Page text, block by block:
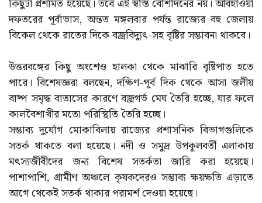
কিছুটা প্রশমিত হয়েছে। তবে এই স্বস্তি বেশিদিনের নয়। আবহাওয়া
দফতরের পূর্বাভাস, অন্তত মঙ্গলবার পর্যন্ত রাজ্যের বহু জেলায়
বিকেল থেকে রাতের দিকে বজ্রবিদ্যুৎ-সহ বৃষ্টির সম্ভাবনা থাকবে।
উত্তরবঙ্গের কিছু অংশেও হালকা থেকে মাঝারি বৃষ্টিপাত হতে
পারে। বিশেষজ্ঞরা বলছেন, দক্ষিণ-পূর্ব দিক থেকে আসা জলীয়
বাষ্প সমৃদ্ধ বাতাসের কারণে বজ্রগর্ভ মেঘ তৈরি হচ্ছে, যার ফলে
কালবৈশাখীর মতো পরিস্থিতি তৈরি হচ্ছে।
সম্ভাব্য দুর্যোগ মোকাবিলায় রাজ্যের প্রশাসনিক বিভাগগুলিকে
সতর্ক থাকতে বলা হয়েছে। নদী ও সমুদ্র উপকূলবর্তী এলাকায়
মৎস্যজীবীদের জন্য বিশেষ সতর্কতা জারি করা হয়েছে।
পাশাপাশি, গ্রামীণ অঞ্চলে কৃষকদেরও সম্ভাব্য ক্ষয়ক্ষতি এড়াতে
আগে থেকেই সতর্ক থাকার পরামর্শ দেওয়া হয়েছে।